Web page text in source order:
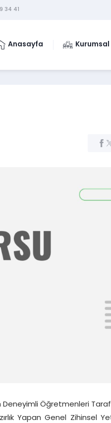
34 41
Anasayfa Kurumsal
Deneyimli Öğretmenleri
Yapan Genel Zihinsel